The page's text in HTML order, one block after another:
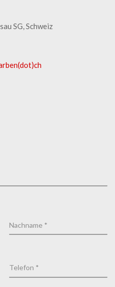
SG, Schweiz